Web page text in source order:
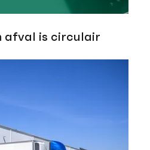
afval is circulair